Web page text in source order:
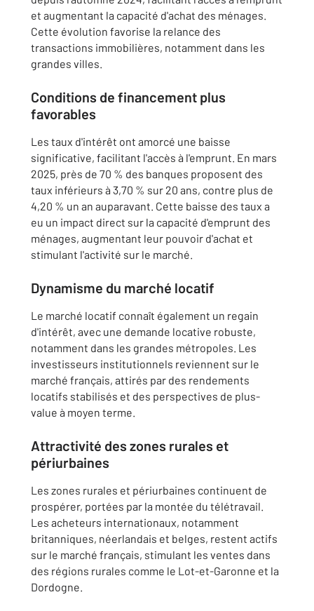
et augmentant la capacité d'achat des ménages.
Cette évolution favorise la relance des
transactions immobilières, notamment dans les
grandes villes.
Conditions de financement plus
favorables
Les taux d'intérêt ont amorcé une baisse
significative, facilitant l'accès à l'emprunt. En mars
2025, près de 70 % des banques proposent des
taux inférieurs à 3,70 % sur 20 ans, contre plus de
4,20 % un an auparavant. Cette baisse des taux a
eu un impact direct sur la capacité d'emprunt des
ménages, augmentant leur pouvoir d'achat et
stimulant l'activité sur le marché.
Dynamisme du marché locatif
Le marché locatif connaît également un regain
d'intérêt, avec une demande locative robuste,
notamment dans les grandes métropoles. Les
investisseurs institutionnels reviennent sur le
marché français, attirés par des rendements
locatifs stabilisés et des perspectives de plus-
value à moyen terme.
Attractivité des zones rurales et
périurbaines
Les zones rurales et périurbaines continuent de
prospérer, portées par la montée du télétravail.
Les acheteurs internationaux, notamment
britanniques, néerlandais et belges, restent actifs
sur le marché français, stimulant les ventes dans
des régions rurales comme le Lot-et-Garonne et la
Dordogne.